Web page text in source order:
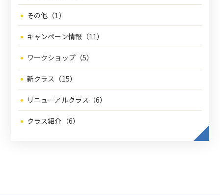
その他（1）
キャンペーン情報（11）
ワークショップ（5）
新クラス（15）
リニューアルクラス（6）
クラス紹介（6）